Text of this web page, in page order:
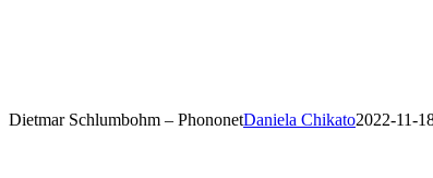
Dietmar Schlumbohm – PhononetDaniela Chikato2022-11-